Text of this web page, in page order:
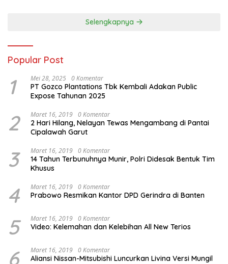
Selengkapnya
Popular Post
1 Mei 28, 2025 0 Komentar
PT Gozco Plantations Tbk Kembali Adakan Public
Expose Tahunan 2025
2 Maret 16, 2019 0 Komentar
2 Hari Hilang, Nelayan Tewas Mengambang di Pantai
Cipalawah Garut
3 Maret 16, 2019 0 Komentar
14 Tahun Terbunuhnya Munir, Polri Didesak Bentuk Tim
Khusus
4 Maret 16, 2019 0 Komentar
Prabowo Resmikan Kantor DPD Gerindra di Banten
5 Maret 16, 2019 0 Komentar
Video: Kelemahan dan Kelebihan All New Terios
6 Maret 16, 2019 0 Komentar
Aliansi Nissan-Mitsubishi Luncurkan Livina Versi Mungil